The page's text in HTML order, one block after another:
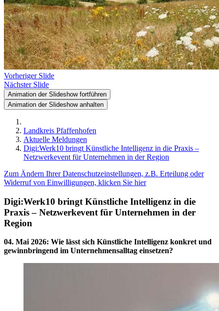
Vorheriger Slide
Nächster Slide
Animation der Slideshow fortführen
Animation der Slideshow anhalten
Landkreis Pfaffenhofen
Aktuelle Meldungen
Digi:Werk10 bringt Künstliche Intelligenz in die Praxis –
Netzwerkevent für Unternehmen in der Region
Zum Ändern Ihrer Datenschutzeinstellungen, z.B. Erteilung oder
Widerruf von Einwilligungen, klicken Sie hier
Digi:Werk10 bringt Künstliche Intelligenz in die
Praxis – Netzwerkevent für Unternehmen in der
Region
04. Mai 2026: Wie lässt sich Künstliche Intelligenz konkret und
gewinnbringend im Unternehmensalltag einsetzen?